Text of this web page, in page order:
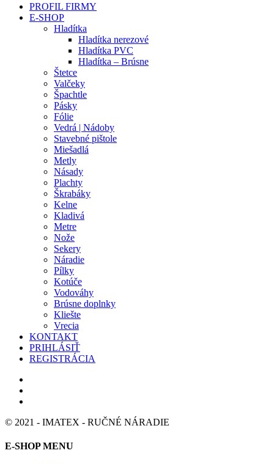
PROFIL FIRMY
E-SHOP
Hladítka
Hladítka nerezové
Hladítka PVC
Hladítka – Brúsne
Štetce
Valčeky
Špachtle
Pásky
Fólie
Vedrá | Nádoby
Stavebné pištole
Miešadlá
Metly
Násady
Plachty
Škrabáky
Kelne
Kladivá
Metre
Nože
Sekery
Náradie
Pílky
Kotúče
Vodováhy
Brúsne doplnky
Kliešte
Vrecia
KONTAKT
PRIHLÁSIŤ
REGISTRÁCIA
© 2021 - IMATEX - RUČNÉ NÁRADIE
E-SHOP MENU